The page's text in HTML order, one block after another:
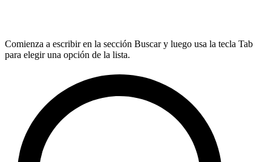
Comienza a escribir en la sección Buscar y luego usa la tecla Tab
para elegir una opción de la lista.